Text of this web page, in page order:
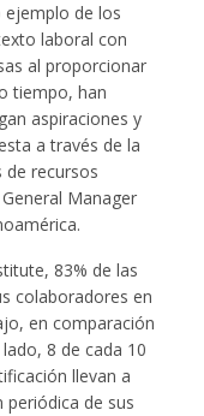
de los
laboral con
al proporcionar
tiempo, han
aspiraciones y
a través de la
de recursos
Manager
83% de las
colaboradores en
en comparación
8 de cada 10
llevan a
de sus